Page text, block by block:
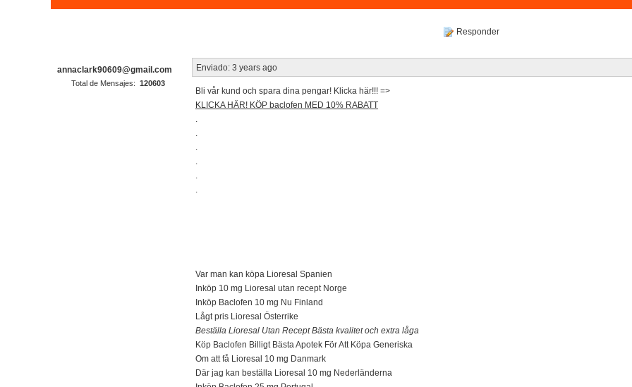
Responder
annaclark90609@gmail.com
Total de Mensajes: 120603
Enviado: 3 years ago
Bli vår kund och spara dina pengar! Klicka här!!! =>
KLICKA HÄR! KÖP baclofen MED 10% RABATT
.
.
.
.
.
.
Var man kan köpa Lioresal Spanien
Inköp 10 mg Lioresal utan recept Norge
Inköp Baclofen 10 mg Nu Finland
Lågt pris Lioresal Österrike
Beställa Lioresal Utan Recept Bästa kvalitet och extra låga
Köp Baclofen Billigt Bästa Apotek För Att Köpa Generiska
Om att få Lioresal 10 mg Danmark
Där jag kan beställa Lioresal 10 mg Nederländerna